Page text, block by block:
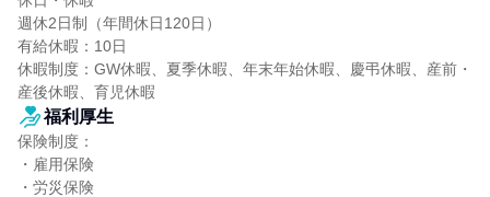
週休2日制（年間休日120日）
有給休暇：10日
休暇制度：GW休暇、夏季休暇、年末年始休暇、慶弔休暇、産前・
産後休暇、育児休暇
福利厚生
保険制度：
・雇用保険
・労災保険